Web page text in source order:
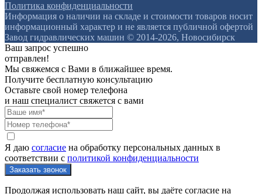
Политика конфиденциальности
Информация о наличии на складе и стоимости товаров носит
информационный характер и не является публичной офертой
Завод гидравлических машин © 2014-2026, Новосибирск
Ваш запрос успешно
отправлен!
Мы свяжемся с Вами в ближайшее время.
Получите бесплатную консультацию
Оставьте свой номер телефона
и наш специалист свяжется с вами
Я даю согласие на обработку персональных данных в
соответствии с политикой конфиденциальности
Продолжая использовать наш сайт, вы даёте согласие на